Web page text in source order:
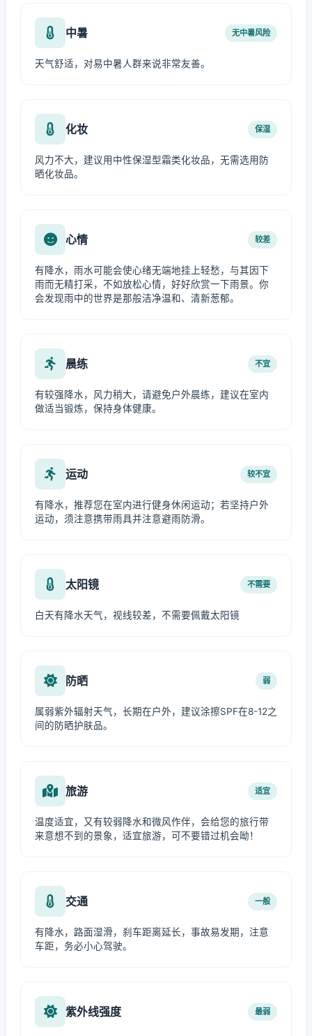
中暑 无中暑风险
天气舒适，对易中暑人群来说非常友善。
化妆 保湿
风力不大，建议用中性保湿型霜类化妆品，无需选用防
晒化妆品。
心情 较差
有降水，雨水可能会使心绪无端地挂上轻愁，与其因下
雨而无精打采，不如放松心情，好好欣赏一下雨景。你
会发现雨中的世界是那般洁净温和、清新葱郁。
晨练 不宜
有较强降水，风力稍大，请避免户外晨练，建议在室内
做适当锻炼，保持身体健康。
运动 较不宜
有降水，推荐您在室内进行健身休闲运动；若坚持户外
运动，须注意携带雨具并注意避雨防滑。
太阳镜 不需要
白天有降水天气，视线较差，不需要佩戴太阳镜
防晒 弱
属弱紫外辐射天气，长期在户外，建议涂擦SPF在8-12之
间的防晒护肤品。
旅游 适宜
温度适宜，又有较弱降水和微风作伴，会给您的旅行带
来意想不到的景象，适宜旅游，可不要错过机会呦！
交通 一般
有降水，路面湿滑，刹车距离延长，事故易发期，注意
车距，务必小心驾驶。
紫外线强度 最弱